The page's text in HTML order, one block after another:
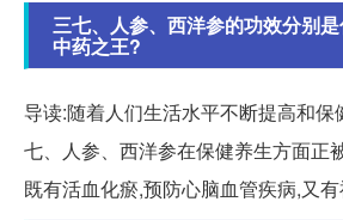
三七、人参、西洋参的功效分别
中药之王?
导读:随着人们生活水平不断提高和保
七、人参、西洋参在保健养生方面正
既有活血化瘀,预防心脑血管疾病,又